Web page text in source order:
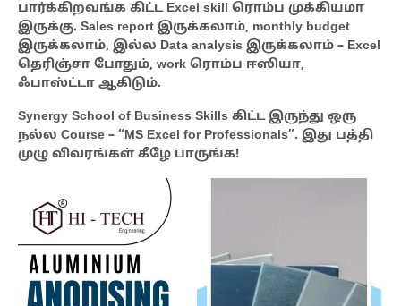
பார்க்கிறவங்க கிட்ட Excel skill ரொம்ப முக்கியமா
இருக்கு. Sales report இருக்கலாம், monthly budget
இருக்கலாம், இல்ல Data analysis இருக்கலாம் – Excel
தெரிஞ்சா போதும், work ரொம்ப ஈஸியா,
ஃபாஸ்ட்டா ஆகிடும்.
Synergy School of Business Skills கிட்ட இருந்து ஒரு
நல்ல Course – “MS Excel for Professionals”. இது பத்தி
முழு விவரங்கள் கீழே பாருங்க!